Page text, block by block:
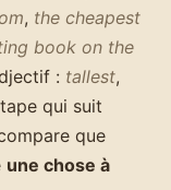
, the cheapest
book on the
: tallest,
qui suit
que
une chose à